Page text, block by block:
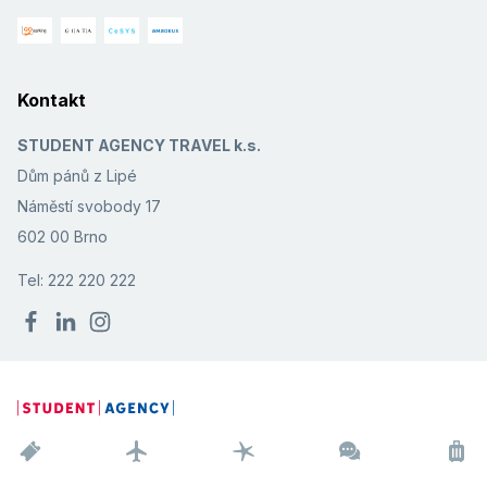
Kontakt
STUDENT AGENCY TRAVEL k.s.
Dům pánů z Lipé
Náměstí svobody 17
602 00 Brno
Tel: 222 220 222